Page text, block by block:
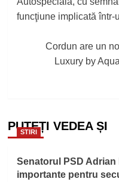
navigation
funcţiune implicată într-
Cordun are un
Luxury by
PUTEȚI VEDEA ȘI
STIRI
Senatorul PSD
importante pentru